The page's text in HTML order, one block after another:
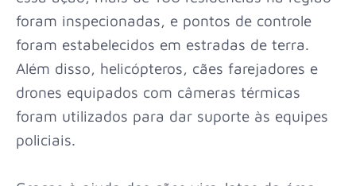
foram inspecionadas, e pontos de controle
foram estabelecidos em estradas de terra.
Além disso, helicópteros, cães farejadores e
drones equipados com câmeras térmicas
foram utilizados para dar suporte às equipes
policiais.